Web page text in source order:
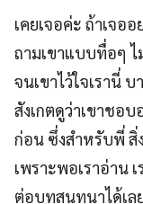
เคยเจอค่ะ ถ้าเจอ
ถามเขาแบบทื่อๆ
จนเขาไว้ใจเรานี่
สังเกตดูว่าเขาชอบ
ก่อน ซึ่งสำหรับพี่ สิ่
เพราะพอเราอ่าน เ
ต่อบทสนทนาได้เล